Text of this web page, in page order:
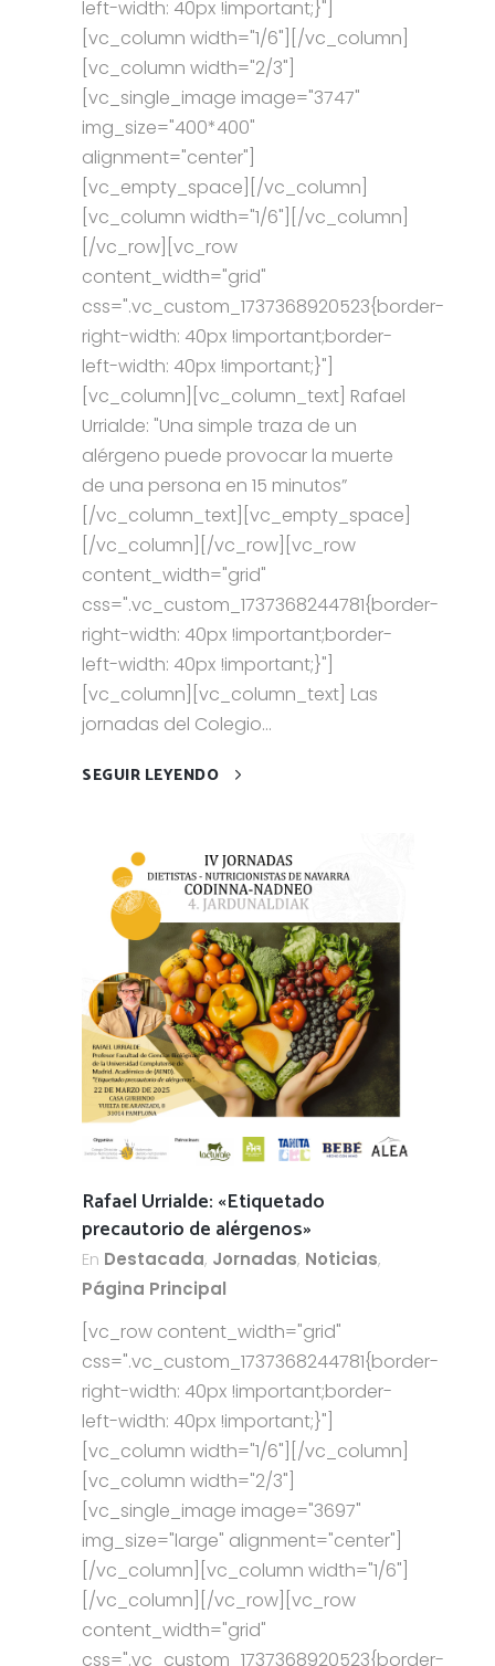
left-width: 40px !important;}"]
[vc_column width="1/6"][/vc_column]
[vc_column width="2/3"]
[vc_single_image image="3747"
img_size="400*400"
alignment="center"]
[vc_empty_space][/vc_column]
[vc_column width="1/6"][/vc_column]
[/vc_row][vc_row
content_width="grid"
css=".vc_custom_1737368920523{border-
right-width: 40px !important;border-
left-width: 40px !important;}"]
[vc_column][vc_column_text] Rafael
Urrialde: "Una simple traza de un
alérgeno puede provocar la muerte
de una persona en 15 minutos”
[/vc_column_text][vc_empty_space]
[/vc_column][/vc_row][vc_row
content_width="grid"
css=".vc_custom_1737368244781{border-
right-width: 40px !important;border-
left-width: 40px !important;}"]
[vc_column][vc_column_text] Las
jornadas del Colegio...
SEGUIR LEYENDO
Rafael Urrialde: «Etiquetado
precautorio de alérgenos»
En Destacada, Jornadas, Noticias,
Página Principal
[vc_row content_width="grid"
css=".vc_custom_1737368244781{border-
right-width: 40px !important;border-
left-width: 40px !important;}"]
[vc_column width="1/6"][/vc_column]
[vc_column width="2/3"]
[vc_single_image image="3697"
img_size="large" alignment="center"]
[/vc_column][vc_column width="1/6"]
[/vc_column][/vc_row][vc_row
content_width="grid"
css=".vc_custom_1737368920523{border-